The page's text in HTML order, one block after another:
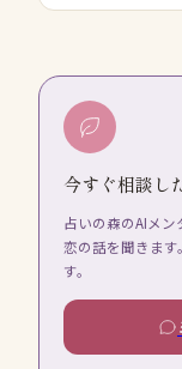
今すぐ相談し
占いの森のAIメ
恋の話を聞きま
す。